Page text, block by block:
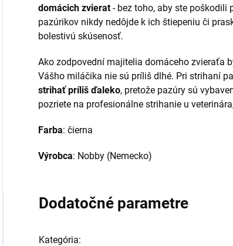
domácich zvierat- bez toho, aby ste poškodili
pazúrikov nikdy nedôjde k ich štiepeniu či
bolestivú skúsenosť.
Ako zodpovední majitelia domáceho zvieraťa
Vášho miláčika nie sú príliš dlhé. Pri strihaní
strihať príliš ďaleko, pretože pazúry sú
pozriete na profesionálne strihanie u
Farba: čierna
Výrobca: Nobby (Nemecko)
Dodatočné parametre
Kategória: